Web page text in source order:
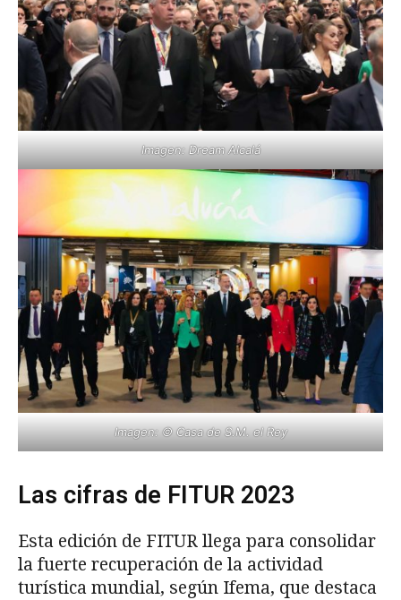
Imagen: Dream Alcalá
Imagen: © Casa de S.M. el Rey
Las cifras de FITUR 2023
Esta edición de FITUR llega para consolidar
la fuerte recuperación de la actividad
turística mundial, según Ifema, que destaca